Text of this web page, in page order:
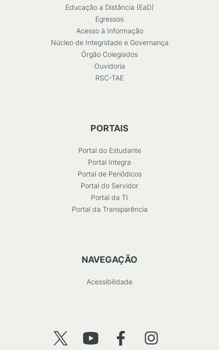
Educação a Distância (EaD)
Egressos
Acesso à Informação
Núcleo de Integridade e Governança
Órgão Colegiados
Ouvidoria
RSC-TAE
PORTAIS
Portal do Estudante
Portal Integra
Portal de Periódicos
Portal do Servidor
Portal da TI
Portal da Transparência
NAVEGAÇÃO
Acessibilidade